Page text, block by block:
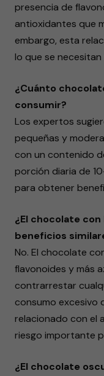
presencia de
antioxidantes que
embargo, esta
lo que se
¿Cuánto
consumir?
Los expertos
pequeñas y
con un contenido
porción diaria de
para obtener
¿El chocolate
beneficios
No. El chocolate
flavonoides y más
contrarrestar
consumo excesivo
relacionado con el
riesgo importante
¿El chocolate